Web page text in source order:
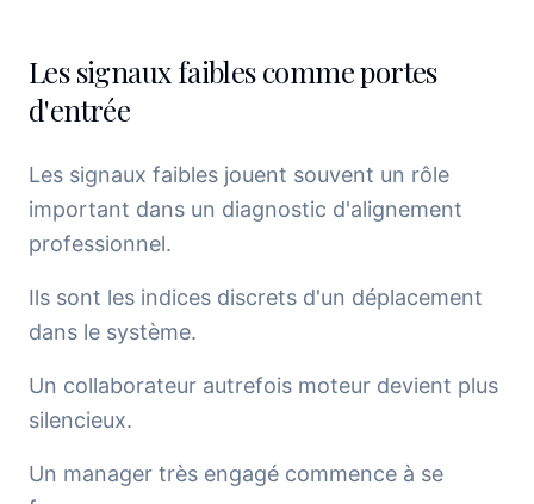
Les signaux faibles comme portes
d'entrée
Les signaux faibles jouent souvent un rôle
important dans un diagnostic d'alignement
professionnel.
Ils sont les indices discrets d'un déplacement
dans le système.
Un collaborateur autrefois moteur devient plus
silencieux.
Un manager très engagé commence à se